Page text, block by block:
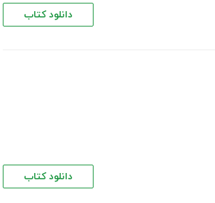
دانلود کتاب
دانلود کتاب